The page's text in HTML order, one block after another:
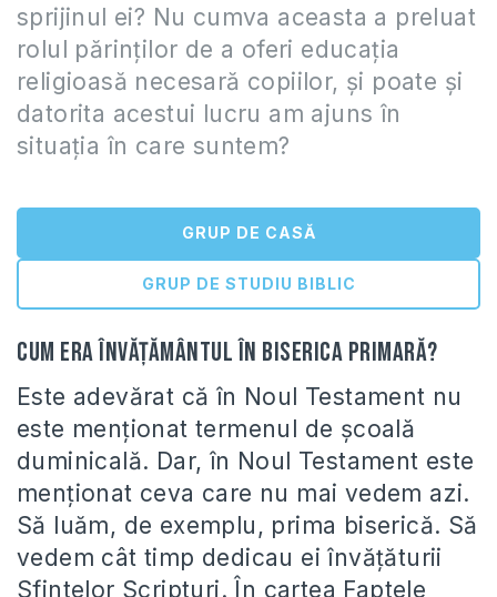
sprijinul ei? Nu cumva aceasta a preluat
rolul părinților de a oferi educația
religioasă necesară copiilor, și poate și
datorita acestui lucru am ajuns în
situația în care suntem?
GRUP DE CASĂ
GRUP DE STUDIU BIBLIC
Cum era învățământul în biserica primară?
Este adevărat că în Noul Testament nu
este menționat termenul de școală
duminicală. Dar, în Noul Testament este
menționat ceva care nu mai vedem azi.
Să luăm, de exemplu, prima biserică. Să
vedem cât timp dedicau ei învățăturii
Sfintelor Scripturi. În cartea Faptele